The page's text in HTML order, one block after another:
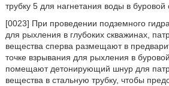
трубку 5 для нагнетания воды в буровой
[0023] При проведении подземного
для рыхления в глубоких скважинах,
вещества сперва размещают в
точке взрывания для рыхления в
помещают детонирующий шнур для
вещества в стальную трубку, чтобы